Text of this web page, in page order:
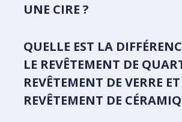
UNE CIRE ?
QUELLE EST LA
LE REVÊTEMENT DE
REVÊTEMENT DE VERRE
REVÊTEMENT DE